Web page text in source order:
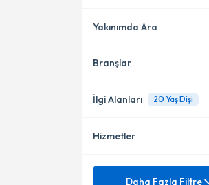
Odunpazarı
Tepebaşı
Yakınımda Ara
Konumuma yakın uzmanları
Branşlar
Diş Hekimi
Periodontoloji (Dişeti
Hastalıkları)
İlgi Alanları 20 Yaş Dişi
20 Lik Diş Çekimi
Hizmetler
Mezuniyet
Daha Fazla Filtre